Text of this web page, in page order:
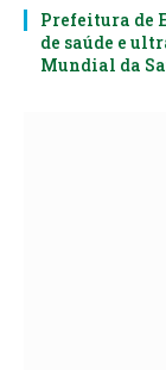
Prefeitura de
de saúde e
Mundial da